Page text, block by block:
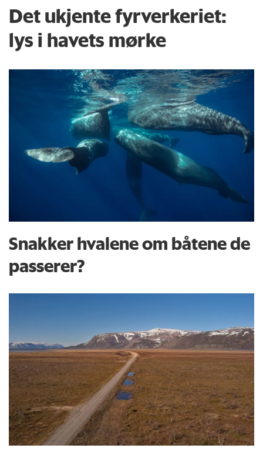
Det ukjente fyrverkeriet:
lys i havets mørke
Snakker hvalene om båtene de
passerer?